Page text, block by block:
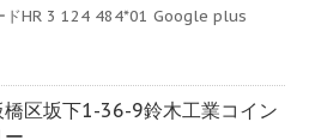
ドHR 3 124 484*01 Google plus
橋区坂下1-36-9鈴木工業コイン